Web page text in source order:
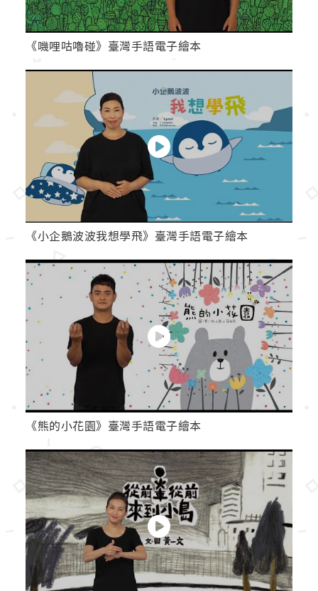
《嘰哩咕嚕碰》臺灣手語電子繪本
《小企鵝波波我想學飛》臺灣手語電子繪本
《熊的小花園》臺灣手語電子繪本